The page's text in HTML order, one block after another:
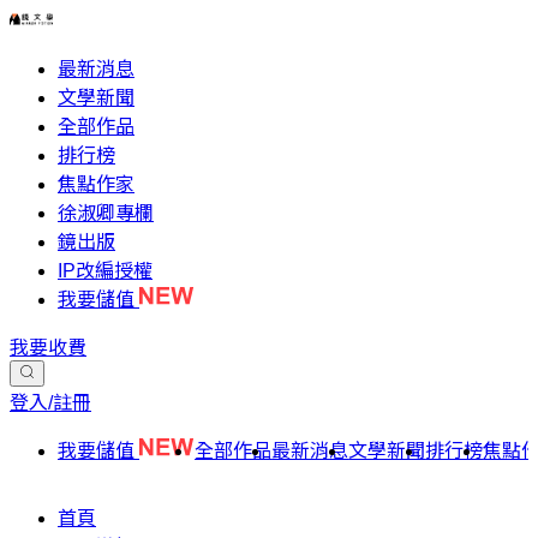
最新消息
文學新聞
全部作品
排行榜
焦點作家
徐淑卿專欄
鏡出版
IP改編授權
我要儲值
我要收費
登入/註冊
我要儲值 全部作品最新消息文學新聞排行榜焦點
首頁